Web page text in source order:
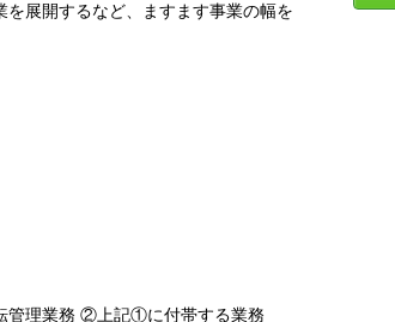
展開するなど、ますます事業の幅を
管理業務 ②上記①に付帯する業務